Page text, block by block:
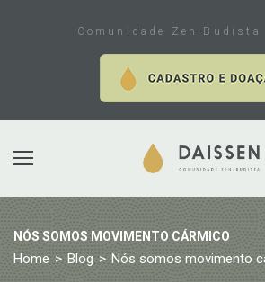
Comunidade Zen-Budista
NÓS SOMOS MOVIMENTO CÁRMICO
Home > Blog > Nós somos movimento